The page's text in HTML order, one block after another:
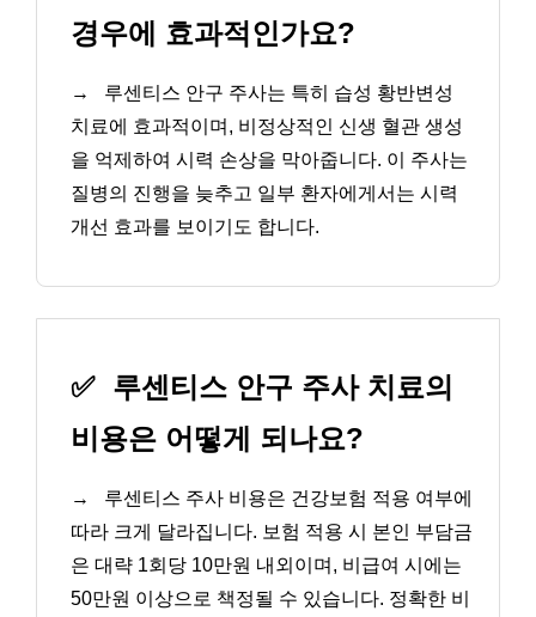
경우에 효과적인가요?
→
루센티스 안구 주사는 특히 습성 황반변성
치료에 효과적이며, 비정상적인 신생 혈관 생성
을 억제하여 시력 손상을 막아줍니다. 이 주사는
질병의 진행을 늦추고 일부 환자에게서는 시력
개선 효과를 보이기도 합니다.
✅ 루센티스 안구 주사 치료의
비용은 어떻게 되나요?
→
루센티스 주사 비용은 건강보험 적용 여부에
따라 크게 달라집니다. 보험 적용 시 본인 부담금
은 대략 1회당 10만원 내외이며, 비급여 시에는
50만원 이상으로 책정될 수 있습니다. 정확한 비